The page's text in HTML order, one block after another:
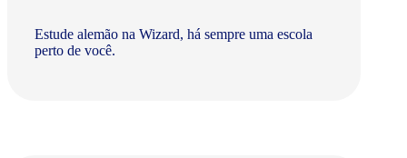
Estude alemão na Wizard, há sempre uma escola
perto de você.